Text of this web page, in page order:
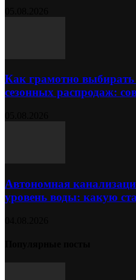
Как грамотно выбирать
сезонных распродаж:
Автономная
уровень воды: какую